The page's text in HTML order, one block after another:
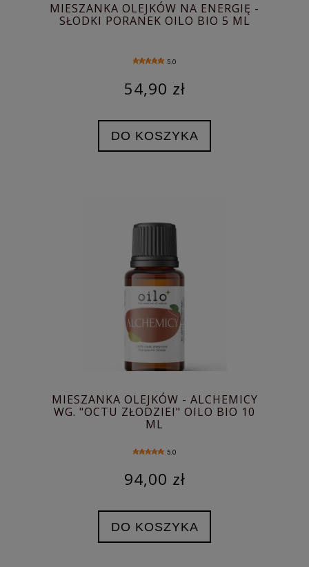
MIESZANKA OLEJKÓW NA ENERGIĘ -
SŁODKI PORANEK OILO BIO 5 ML
5.0
54,90 zł
DO KOSZYKA
MIESZANKA OLEJKÓW - ALCHEMICY
WG. "OCTU ZŁODZIEI" OILO BIO 10
ML
5.0
94,00 zł
DO KOSZYKA